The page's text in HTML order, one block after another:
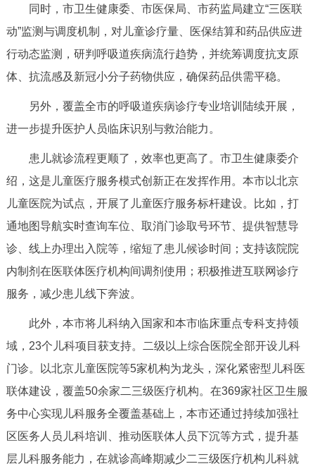
DEUTSCH FRANÇAIS РУССКИЙ ЯЗЫК
ESPAÑOL العربية PORTUGUÊS
同时，市卫生健康委、市医保局、市药监局建立“三医联
动”监测与调度机制，对儿童诊疗量、医保结算和药品供应进
行动态监测，研判呼吸道疾病流行趋势，并统筹调度抗支原
体、抗流感及新冠小分子药物供应，确保药品供需平稳。
另外，覆盖全市的呼吸道疾病诊疗专业培训陆续开展，
进一步提升医护人员临床识别与救治能力。
患儿就诊流程更顺了，效率也更高了。市卫生健康委介
绍，这是儿童医疗服务模式创新正在发挥作用。本市以北京
儿童医院为试点，开展了儿童医疗服务标杆建设。比如，打
通地图导航实时查询车位、取消门诊取号环节、提供智慧导
诊、线上办理出入院等，缩短了患儿候诊时间；支持该院院
内制剂在医联体医疗机构间调剂使用；积极推进互联网诊疗
服务，减少患儿线下奔波。
此外，本市将儿科纳入国家和本市临床重点专科支持领
域，23个儿科项目获支持。二级以上综合医院全部开设儿科
门诊。以北京儿童医院等5家机构为龙头，深化紧密型儿科医
联体建设，覆盖50余家二三级医疗机构。在369家社区卫生服
务中心实现儿科服务全覆盖基础上，本市还通过持续加强社
区医务人员儿科培训、推动医联体人员下沉等方式，提升基
层儿科服务能力，在就诊高峰期减少二三级医疗机构儿科就